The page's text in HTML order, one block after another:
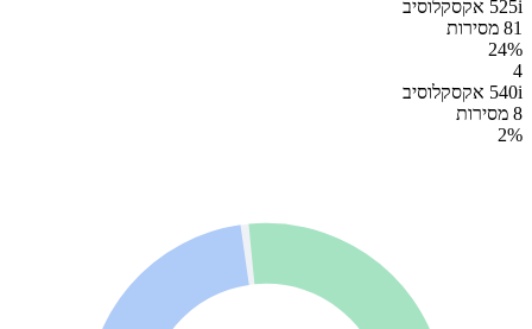
525i אקסקלוסיב
81 מסירות
24%
4
540i אקסקלוסיב
8 מסירות
2%